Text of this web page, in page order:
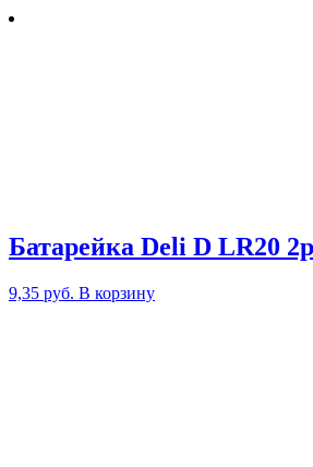
Батарейка Deli D LR20
9,35 руб. В корзину